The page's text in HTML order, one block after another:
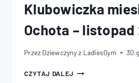
Klubowiczka
Ochota – listopad
Przez Dziewczyny z LadiesGym 30
CZYTAJ DALEJ KLUBOWICZKA